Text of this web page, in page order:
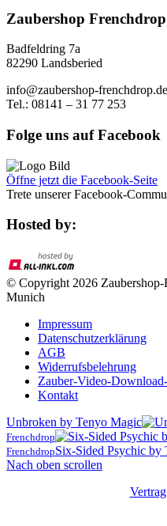
Zaubershop Frenchdrop
Badfeldring 7a
82290 Landsberied
info@zaubershop-frenchdrop.de
Tel.: 08141 – 31 77 253
Folge uns auf Facebook
Öffne jetzt die Facebook-Seite
Trete unserer Facebook-
Hosted by:
© Copyright 2026
Munich
Impressum
Datenschutzerklärung
AGB
Widerrufsbelehrung
Zauber-Video-
Kontakt
Unbroken by Tenyo Magic
Frenchdrop
FrenchdropSix-Sided Psychic by
Nach oben scrollen